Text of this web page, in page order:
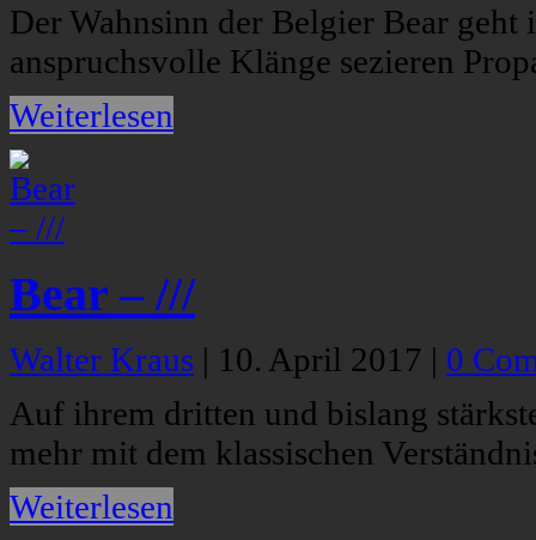
Der Wahnsinn der Belgier Bear geht
anspruchsvolle Klänge sezieren
Weiterlesen
Bear – ///
Walter Kraus | 10. April 2017 | 0
Auf ihrem dritten und bislang
mehr mit dem klassischen
Weiterlesen